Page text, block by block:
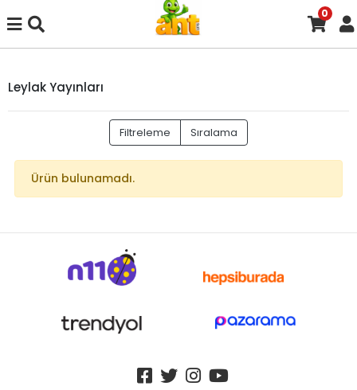
0
Leylak Yayınları
Filtreleme Sıralama
Ürün bulunamadı.